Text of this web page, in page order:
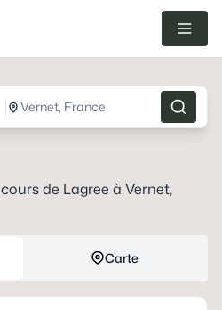
Vernet, France
de Lagree à Vernet,
Carte